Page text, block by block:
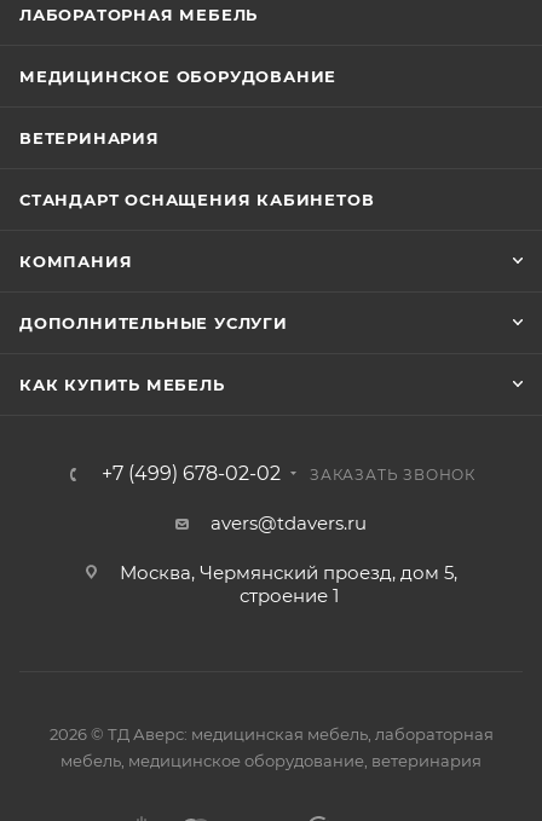
ЛАБОРАТОРНАЯ МЕБЕЛЬ
МЕДИЦИНСКОЕ ОБОРУДОВАНИЕ
ВЕТЕРИНАРИЯ
СТАНДАРТ ОСНАЩЕНИЯ КАБИНЕТОВ
КОМПАНИЯ
ДОПОЛНИТЕЛЬНЫЕ УСЛУГИ
КАК КУПИТЬ МЕБЕЛЬ
+7 (499) 678-02-02 ЗАКАЗАТЬ ЗВОНОК
avers@tdavers.ru
Москва, Чермянский проезд, дом 5,
строение 1
2026 © ТД Аверс: медицинская мебель, лабораторная
мебель, медицинское оборудование, ветеринария